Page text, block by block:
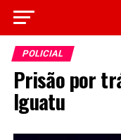
POLICIAL
Prisão por
Iguatu